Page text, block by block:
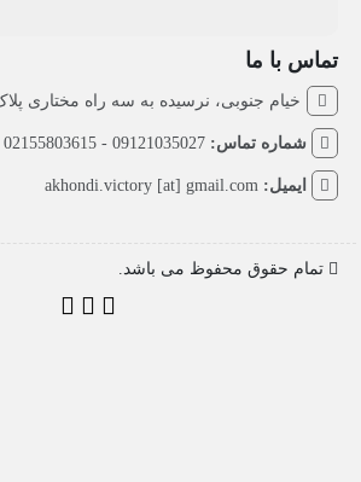
تماس با ما
خیام جنوبی، نرسیده به سه راه مختاری پلاک 90 آقای آخوندی
شماره تماس:09121035027 - 02155803615
ایمیل:akhondi.victory [at] gmail.com
تمام حقوق محفوظ می باشد.